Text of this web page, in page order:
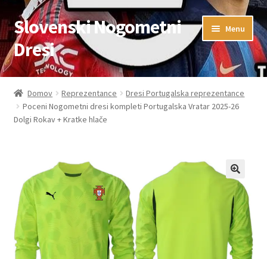
Skip
to
navigation
Skip
to
content
Slovenski Nogometni
Dresi
Menu
Domov
Blog
Kontaktiraj nas
Košarica
Moj račun
Domov Reprezentance
Dresi Portugalska reprezentance
Poceni Nogometni dresi kompleti Portugalska Vratar 2025-26
Dolgi Rokav + Kratke hlače